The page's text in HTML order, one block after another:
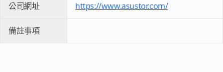
公司網址 https://www.asustor.com/
備註事項